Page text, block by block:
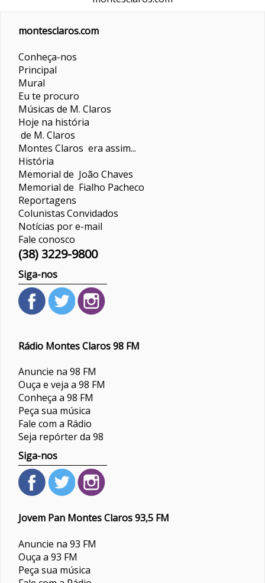
montesclaros.com
Conheça-nos
Principal
Mural
Eu te procuro
Músicas de M. Claros
Hoje na história
de M. Claros
Montes Claros era assim...
História
Memorial de João Chaves
Memorial de Fialho Pacheco
Reportagens
ColunistasConvidados
Notícias por e-mail
Fale conosco
(38) 3229-9800
Siga-nos
Rádio Montes Claros 98 FM
Anuncie na 98 FM
Ouça e veja a 98 FM
Conheça a 98 FM
Peça sua música
Fale com a Rádio
Seja repórter da 98
Siga-nos
Jovem Pan Montes Claros 93,5 FM
Anuncie na 93 FM
Ouça a 93 FM
Peça sua música